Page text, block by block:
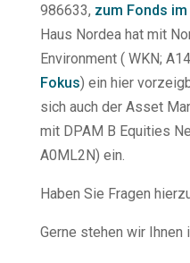
986633, zum Fonds
Haus Nordea hat mit
Environment ( WKN;
Fokus) ein hier
sich auch der Asset
mit DPAM B Equities
A0ML2N) ein.
Haben Sie Fragen
Gerne stehen wir Ihnen